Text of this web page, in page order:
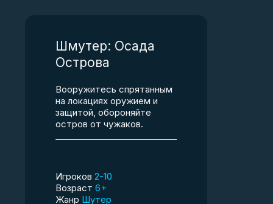
Шмутер: Осада
Острова
Вооружитесь спрятанным
на локациях оружием и
защитой, обороняйте
остров от чужаков.
Игроков 2-10
Возраст 6+
Жанр Шутер